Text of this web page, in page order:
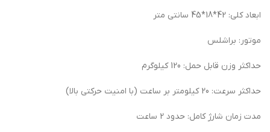
ابعاد کلی: 42*18*45 سانتی متر
موتور: براشلس
حداکثر وزن قابل حمل: 120 کیلوگرم
حداکثر سرعت: 20 کیلومتر بر ساعت (با امنیت حرکتی بالا)
مدت زمان شارژ کامل: حدود 2 ساعت